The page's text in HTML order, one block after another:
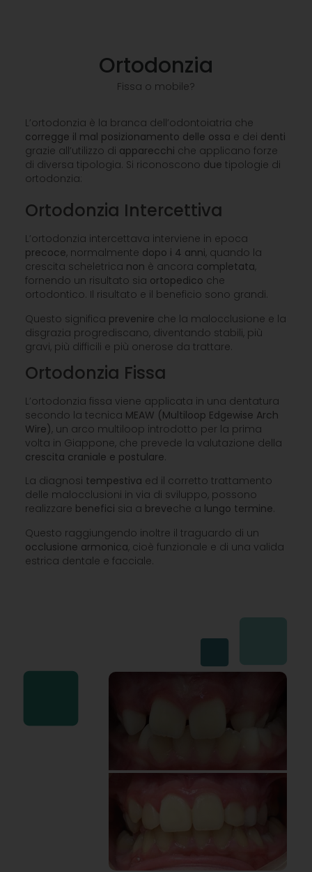
Ortodonzia
Fissa o mobile?
L’ortodonzia è la branca dell’odontoiatria che
corregge il mal posizionamento delle ossa e dei denti
grazie all’utilizzo di apparecchi che applicano forze
di diversa tipologia. Si riconoscono due tipologie di
ortodonzia:
Ortodonzia Intercettiva
L’ortodonzia intercettava interviene in epoca
precoce, normalmente dopo i 4 anni, quando la
crescita scheletrica non è ancora completata,
fornendo un risultato sia ortopedico che
ortodontico. Il risultato e il beneficio sono grandi.
Questo significa prevenire che la malocclusione e la
disgrazia progrediscano, diventando stabili, più
gravi, più difficili e più onerose da trattare.
Ortodonzia Fissa
L’ortodonzia fissa viene applicata in una dentatura
secondo la tecnica MEAW (Multiloop Edgewise Arch
Wire), un arco multiloop introdotto per la prima
volta in Giappone, che prevede la valutazione della
crescita craniale e postulare.
La diagnosi tempestiva ed il corretto trattamento
delle malocclusioni in via di sviluppo, possono
realizzare benefici sia a breveche a lungo termine.
Questo raggiungendo inoltre il traguardo di un
occlusione armonica, cioè funzionale e di una valida
estrica dentale e facciale.